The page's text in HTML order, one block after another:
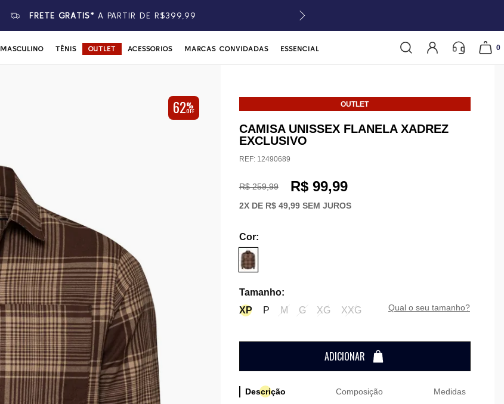
FRETE GRÁTIS* A PARTIR DE R$399,99
MASCULINO TÊNIS OUTLET ACESSÓRIOS MARCAS CONVIDADAS ESSENCIAL 0
62%
OFF
OUTLET
CAMISA UNISSEX FLANELA XADREZ
EXCLUSIVO
REF: 12490689
R$ 259,99 R$ 99,99
2X DE R$ 49,99SEM JUROS
Cor:
Tamanho:
XP
P M G XG XXG qual o seu tamanho?
ADICIONAR
Descrição Composição Medidas